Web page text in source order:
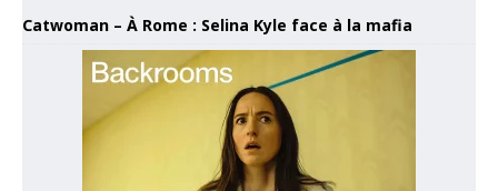
Catwoman – À Rome : Selina Kyle face à la mafia